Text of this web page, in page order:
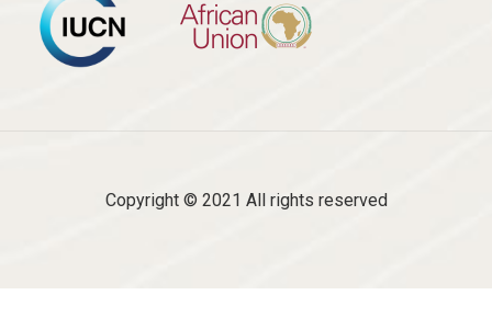
Copyright © 2021 All rights reserved